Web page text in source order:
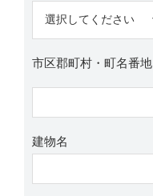
市区郡町村・町名番地
建物名